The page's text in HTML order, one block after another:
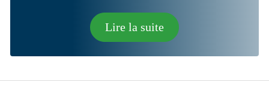
Lire la suite